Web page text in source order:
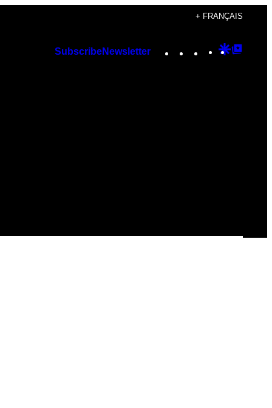
+ FRANÇAIS
SubscribeNewsletter Instagram
TikTok
YouTube
Google